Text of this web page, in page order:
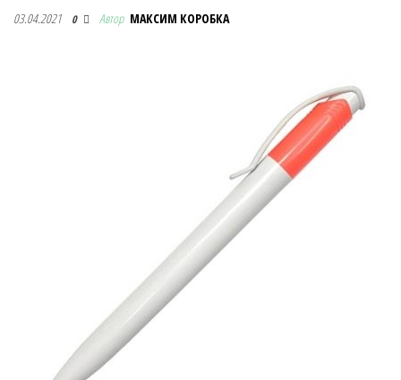
Первая Украинская Сувенирная Компания
03.04.2021 0 Автор МАКСИМ КОРОБКА